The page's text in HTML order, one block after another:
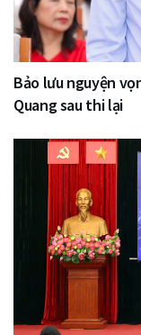
Bảo lưu nguyện
Quang sau thi lại